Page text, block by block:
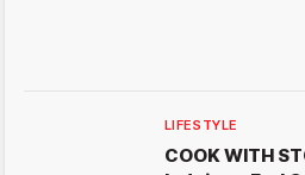
LIFESTYLE
COOK WITH